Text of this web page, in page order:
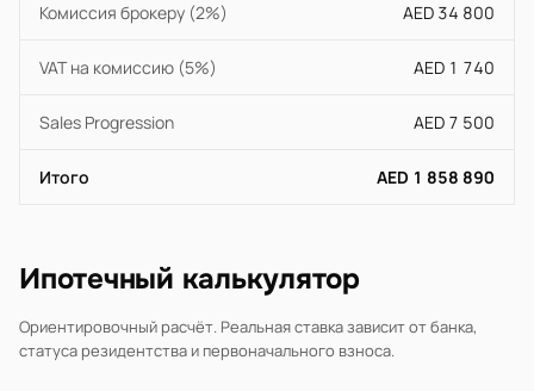
Комиссия брокеру (2%) AED 34 800
VAT на комиссию (5%) AED 1 740
Sales Progression AED 7 500
Итого AED 1 858 890
Ипотечный калькулятор
Ориентировочный расчёт. Реальная ставка зависит от банка,
статуса резидентства и первоначального взноса.